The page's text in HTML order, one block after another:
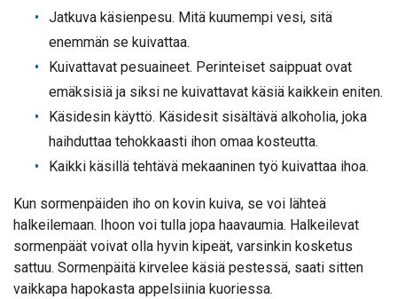
Jatkuva käsienpesu. Mitä kuumempi vesi, sitä
enemmän se kuivattaa.
Kuivattavat pesuaineet. Perinteiset saippuat ovat
emäksisiä ja siksi ne kuivattavat käsiä kaikkein eniten.
Käsidesin käyttö. Käsidesit sisältävä alkoholia, joka
haihduttaa tehokkaasti ihon omaa kosteutta.
Kaikki käsillä tehtävä mekaaninen työ kuivattaa ihoa.
Kun sormenpäiden iho on kovin kuiva, se voi lähteä
halkeilemaan. Ihoon voi tulla jopa haavaumia. Halkeilevat
sormenpäät voivat olla hyvin kipeät, varsinkin kosketus
sattuu. Sormenpäitä kirvelee käsiä pestessä, saati sitten
vaikkapa hapokasta appelsiinia kuoriessa.